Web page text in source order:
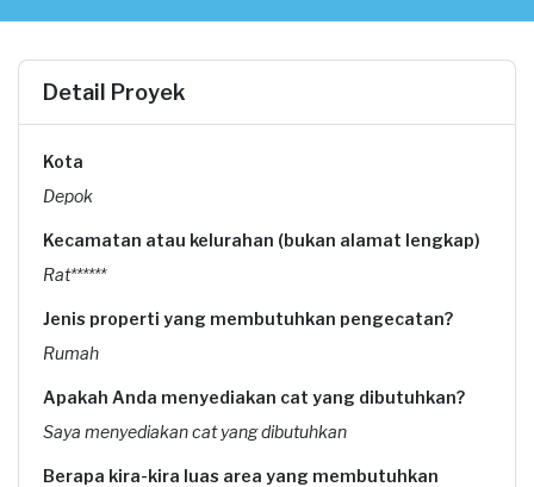
Detail Proyek
Kota
Depok
Kecamatan atau kelurahan (bukan alamat lengkap)
Rat******
Jenis properti yang membutuhkan pengecatan?
Rumah
Apakah Anda menyediakan cat yang dibutuhkan?
Saya menyediakan cat yang dibutuhkan
Berapa kira-kira luas area yang membutuhkan